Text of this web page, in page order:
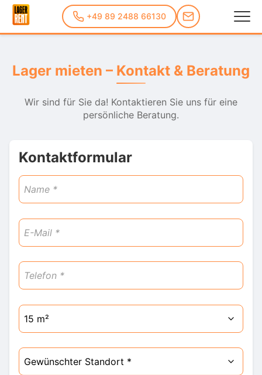
+49 89 2488 66130
Lager mieten – Kontakt & Beratung
Wir sind für Sie da! Kontaktieren Sie uns für eine
persönliche Beratung.
Kontaktformular